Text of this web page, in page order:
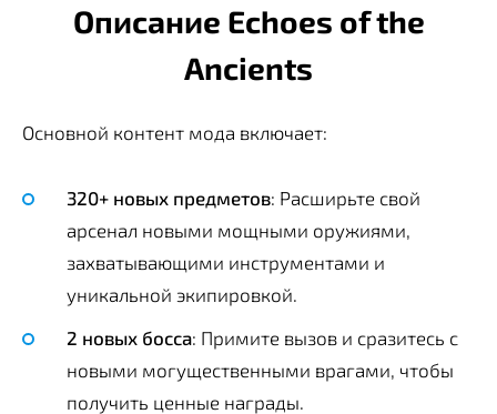
Описание Echoes of the
Ancients
Основной контент мода включает:
320+ новых предметов: Расширьте свой
арсенал новыми мощными оружиями,
захватывающими инструментами и
уникальной экипировкой.
2 новых босса: Примите вызов и сразитесь с
новыми могущественными врагами, чтобы
получить ценные награды.